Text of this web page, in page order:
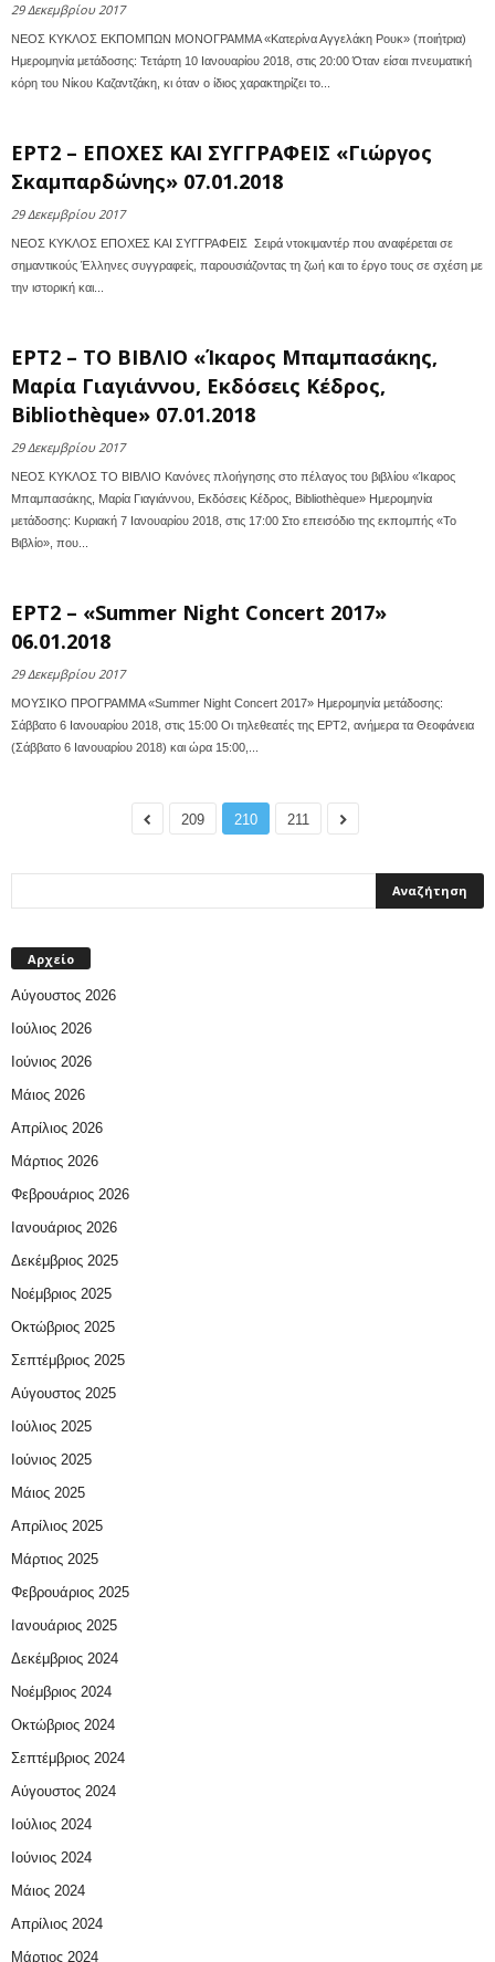
29 Δεκεμβρίου 2017
ΝΕΟΣ ΚΥΚΛΟΣ ΕΚΠΟΜΠΩΝ ΜΟΝΟΓΡΑΜΜΑ «Κατερίνα Αγγελάκη Ρουκ» (ποιήτρια)
Ημερομηνία μετάδοσης: Τετάρτη 10 Ιανουαρίου 2018, στις 20:00 Όταν είσαι πνευματική
κόρη του Νίκου Καζαντζάκη, κι όταν ο ίδιος χαρακτηρίζει το...
ΕΡΤ2 – ΕΠΟΧΕΣ ΚΑΙ ΣΥΓΓΡΑΦΕΙΣ «Γιώργος
Σκαμπαρδώνης» 07.01.2018
29 Δεκεμβρίου 2017
ΝΕΟΣ ΚΥΚΛΟΣ ΕΠΟΧΕΣ ΚΑΙ ΣΥΓΓΡΑΦΕΙΣ Σειρά ντοκιμαντέρ που αναφέρεται σε
σημαντικούς Έλληνες συγγραφείς, παρουσιάζοντας τη ζωή και το έργο τους σε σχέση με
την ιστορική και...
ΕΡΤ2 – ΤΟ ΒΙΒΛΙΟ «Ίκαρος Μπαμπασάκης,
Μαρία Γιαγιάννου, Εκδόσεις Κέδρος,
Bibliothèque» 07.01.2018
29 Δεκεμβρίου 2017
ΝΕΟΣ ΚΥΚΛΟΣ ΤΟ ΒΙΒΛΙΟ Κανόνες πλοήγησης στο πέλαγος του βιβλίου «Ίκαρος
Μπαμπασάκης, Μαρία Γιαγιάννου, Εκδόσεις Κέδρος, Bibliothèque» Ημερομηνία
μετάδοσης: Kυριακή 7 Ιανουαρίου 2018, στις 17:00 Στο επεισόδιο της εκπομπής «Το
Βιβλίο», που...
ΕΡΤ2 – «Summer Night Concert 2017»
06.01.2018
29 Δεκεμβρίου 2017
ΜΟΥΣΙΚΟ ΠΡΟΓΡΑΜΜΑ «Summer Night Concert 2017» Ημερομηνία μετάδοσης:
Σάββατο 6 Ιανουαρίου 2018, στις 15:00 Οι τηλεθεατές της ΕΡΤ2, ανήμερα τα Θεοφάνεια
(Σάββατο 6 Ιανουαρίου 2018) και ώρα 15:00,...
209 210 211
Αρχείο
Αύγουστος 2026
Ιούλιος 2026
Ιούνιος 2026
Μάιος 2026
Απρίλιος 2026
Μάρτιος 2026
Φεβρουάριος 2026
Ιανουάριος 2026
Δεκέμβριος 2025
Νοέμβριος 2025
Οκτώβριος 2025
Σεπτέμβριος 2025
Αύγουστος 2025
Ιούλιος 2025
Ιούνιος 2025
Μάιος 2025
Απρίλιος 2025
Μάρτιος 2025
Φεβρουάριος 2025
Ιανουάριος 2025
Δεκέμβριος 2024
Νοέμβριος 2024
Οκτώβριος 2024
Σεπτέμβριος 2024
Αύγουστος 2024
Ιούλιος 2024
Ιούνιος 2024
Μάιος 2024
Απρίλιος 2024
Μάρτιος 2024